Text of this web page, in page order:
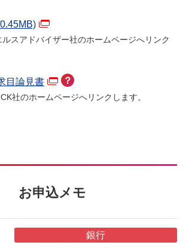
0.45MB)
スアドバイザー社のホームページへリンク
目論見書 ？
社のホームページへリンクします。
お申込メモ
銀行